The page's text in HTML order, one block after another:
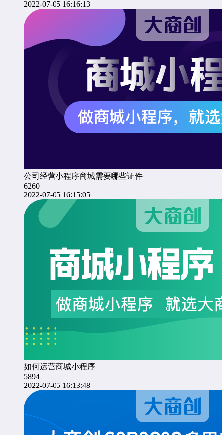
2022-07-05 16:16:13
公司经营小程序商城需要哪些证件
6260
2022-07-05 16:15:05
如何运营商城小程序
5894
2022-07-05 16:13:48